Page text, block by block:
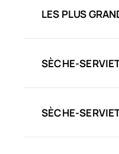
LES PLUS
SÈCHE-
SÈCHE-